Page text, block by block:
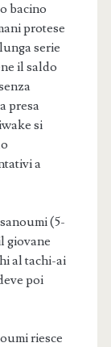
bacino
protese
serie
il saldo
presa
si
a
(5-
giovane
al tachi-ai
poi
riesce